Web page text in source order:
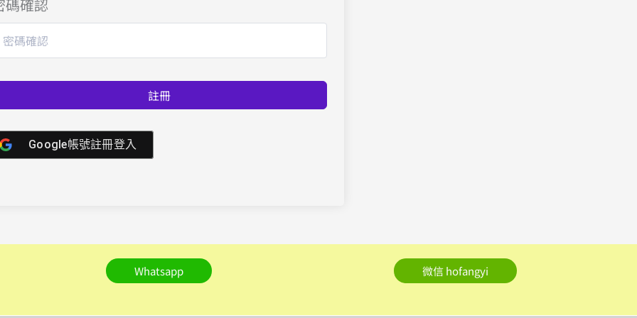
碼確認
註冊
Google帳號註冊登入
Whatsapp 微信 hofangyi